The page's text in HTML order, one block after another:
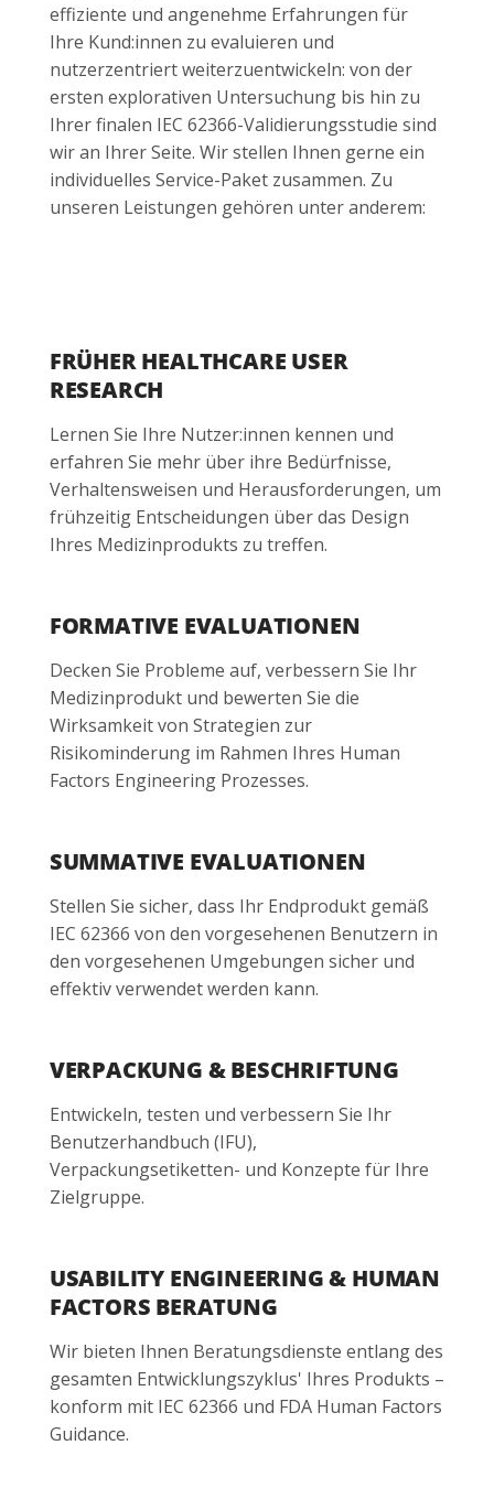
effiziente und angenehme Erfahrungen für
Ihre Kund:innen zu evaluieren und
nutzerzentriert weiterzuentwickeln: von der
ersten explorativen Untersuchung bis hin zu
Ihrer finalen IEC 62366-Validierungsstudie sind
wir an Ihrer Seite. Wir stellen Ihnen gerne ein
individuelles Service-Paket zusammen. Zu
unseren Leistungen gehören unter anderem:
FRÜHER HEALTHCARE USER
RESEARCH
Lernen Sie Ihre Nutzer:innen kennen und
erfahren Sie mehr über ihre Bedürfnisse,
Verhaltensweisen und Herausforderungen, um
frühzeitig Entscheidungen über das Design
Ihres Medizinprodukts zu treffen.
USABILITY ENGINEERING & HUMAN
FACTORS BERATUNG
Wir bieten Ihnen Beratungsdienste entlang des
gesamten Entwicklungszyklus' Ihres Produkts –
konform mit IEC 62366 und FDA Human Factors
Guidance.
FORMATIVE EVALUATIONEN
Decken Sie Probleme auf, verbessern Sie Ihr
Medizinprodukt und bewerten Sie die
Wirksamkeit von Strategien zur
Risikominderung im Rahmen Ihres Human
Factors Engineering Prozesses.
SUMMATIVE EVALUATIONEN
Stellen Sie sicher, dass Ihr Endprodukt gemäß
IEC 62366 von den vorgesehenen Benutzern in
den vorgesehenen Umgebungen sicher und
effektiv verwendet werden kann.
VERPACKUNG & BESCHRIFTUNG
Entwickeln, testen und verbessern Sie Ihr
Benutzerhandbuch (IFU),
Verpackungsetiketten- und Konzepte für Ihre
Zielgruppe.